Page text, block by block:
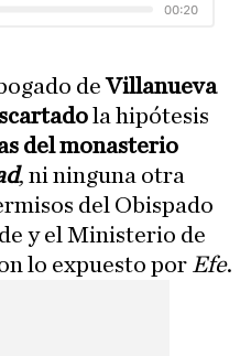
deVillanueva
la hipótesis
del monasterio
, ni ninguna otra
del Obispado
y el Ministerio de
lo expuesto por Efe.